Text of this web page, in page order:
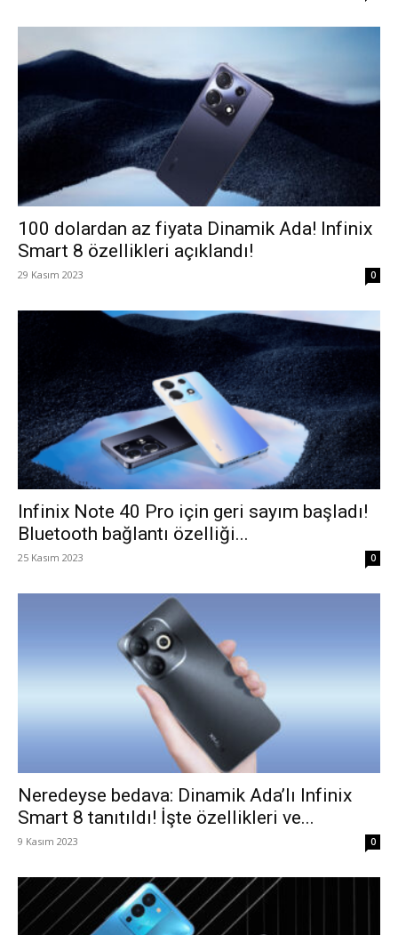
100 dolardan az fiyata Dinamik Ada! Infinix
Smart 8 özellikleri açıklandı!
29 Kasım 2023 0
Infinix Note 40 Pro için geri sayım başladı!
Bluetooth bağlantı özelliği...
25 Kasım 2023 0
Neredeyse bedava: Dinamik Ada’lı Infinix
Smart 8 tanıtıldı! İşte özellikleri ve...
9 Kasım 2023 0